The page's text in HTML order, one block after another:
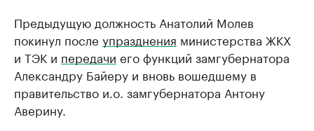
Предыдущую должность Анатолий Молев
покинул после упразднения министерства ЖКХ
и ТЭК и передачи его функций замгубернатора
Александру Байеру и вновь вошедшему в
правительство и.о. замгубернатора Антону
Аверину.